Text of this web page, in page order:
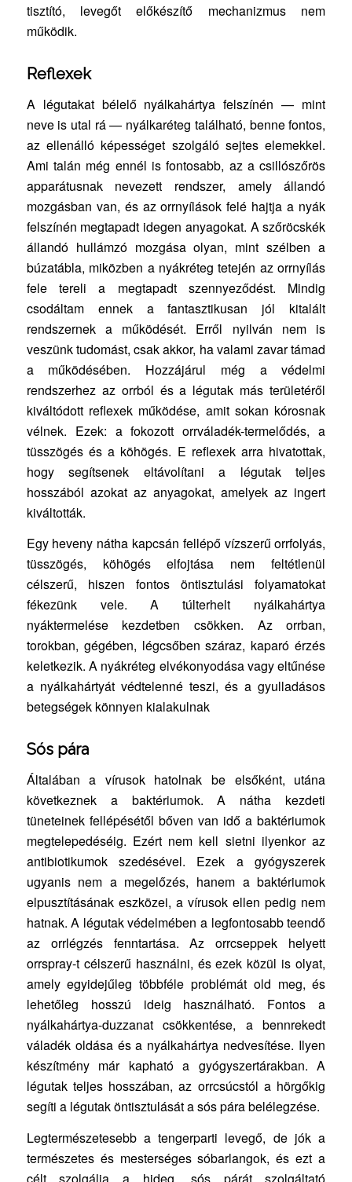
tisztító, levegőt előkészítő mechanizmus nem
működik.
Reflexek
A légutakat bélelő nyálkahártya felszínén — mint
neve is utal rá — nyálkaréteg található, benne fontos,
az ellenálló képességet szolgáló sejtes elemekkel.
Ami talán még ennél is fontosabb, az a csillószőrös
apparátusnak nevezett rendszer, amely állandó
mozgásban van, és az orrnyílások felé hajtja a nyák
felszínén megtapadt idegen anyagokat. A szőröcskék
állandó hullámzó mozgása olyan, mint szélben a
búzatábla, miközben a nyákréteg tetején az orrnyílás
fele tereli a megtapadt szennyeződést. Mindig
csodáltam ennek a fantasztikusan jól kitalált
rendszernek a működését. Erről nyilván nem is
veszünk tudomást, csak akkor, ha valami zavar támad
a működésében. Hozzájárul még a védelmi
rendszerhez az orrból és a légutak más területéről
kiváltódott reflexek működése, amit sokan kórosnak
vélnek. Ezek: a fokozott orrváladék-termelődés, a
tüsszögés és a köhögés. E reflexek arra hivatottak,
hogy segítsenek eltávolítani a légutak teljes
hosszából azokat az anyagokat, amelyek az ingert
kiváltották.
Egy heveny nátha kapcsán fellépő vízszerű orrfolyás,
tüsszögés, köhögés elfojtása nem feltétlenül
célszerű, hiszen fontos öntisztulási folyamatokat
fékezünk vele. A túlterhelt nyálkahártya
nyáktermelése kezdetben csökken. Az orrban,
torokban, gégében, légcsőben száraz, kaparó érzés
keletkezik. A nyákréteg elvékonyodása vagy eltűnése
a nyálkahártyát védtelenné teszi, és a gyulladásos
betegségek könnyen kialakulnak
Sós pára
Általában a vírusok hatolnak be elsőként, utána
következnek a baktériumok. A nátha kezdeti
tüneteinek fellépésétől bőven van idő a baktériumok
megtelepedéséig. Ezért nem kell sietni ilyenkor az
antibiotikumok szedésével. Ezek a gyógyszerek
ugyanis nem a megelőzés, hanem a baktériumok
elpusztításának eszközei, a vírusok ellen pedig nem
hatnak. A légutak védelmében a legfontosabb teendő
az orrlégzés fenntartása. Az orrcseppek helyett
orrspray-t célszerű használni, és ezek közül is olyat,
amely egyidejűleg többféle problémát old meg, és
lehetőleg hosszú ideig használható. Fontos a
nyálkahártya-duzzanat csökkentése, a bennrekedt
váladék oldása és a nyálkahártya nedvesítése. Ilyen
készítmény már kapható a gyógyszertárakban. A
légutak teljes hosszában, az orrcsúcstól a hörgőkig
segíti a légutak öntisztulását a sós pára belélegzése.
Legtermészetesebb a tengerparti levegő, de jók a
természetes és mesterséges sóbarlangok, és ezt a